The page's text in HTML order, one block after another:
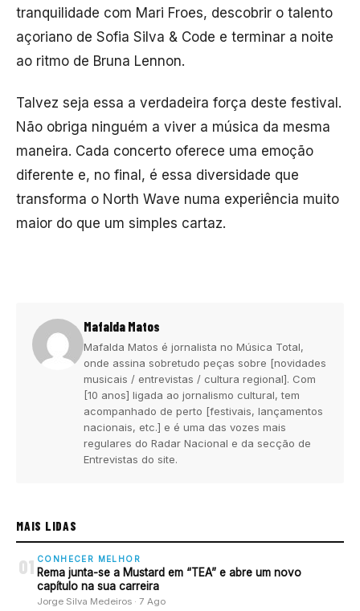
tranquilidade com Mari Froes, descobrir o talento
açoriano de Sofia Silva & Code e terminar a noite
ao ritmo de Bruna Lennon.
Talvez seja essa a verdadeira força deste festival.
Não obriga ninguém a viver a música da mesma
maneira. Cada concerto oferece uma emoção
diferente e, no final, é essa diversidade que
transforma o North Wave numa experiência muito
maior do que um simples cartaz.
Mafalda Matos
Mafalda Matos é jornalista no Música Total,
onde assina sobretudo peças sobre [novidades
musicais / entrevistas / cultura regional]. Com
[10 anos] ligada ao jornalismo cultural, tem
acompanhado de perto [festivais, lançamentos
nacionais, etc.] e é uma das vozes mais
regulares do Radar Nacional e da secção de
Entrevistas do site.
MAIS LIDAS
01 CONHECER MELHOR
Rema junta-se a Mustard em “TEA” e abre um novo
capítulo na sua carreira
Jorge Silva Medeiros · 7 Ago